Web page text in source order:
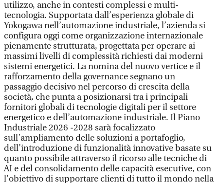
utilizzo, anche in contesti complessi e multi-
tecnologia. Supportata dall’esperienza globale di
Yokogawa nell’automazione industriale, l’azienda si
configura oggi come organizzazione internazionale
pienamente strutturata, progettata per operare ai
massimi livelli di complessità richiesti dai moderni
sistemi energetici. La nomina del nuovo vertice e il
rafforzamento della governance segnano un
passaggio decisivo nel percorso di crescita della
società, che punta a posizionarsi tra i principali
fornitori globali di tecnologie digitali per il settore
energetico e dell’automazione industriale. Il Piano
Industriale 2026 -2028 sarà focalizzato
sull’ampliamento delle soluzioni a portafoglio,
dell’introduzione di funzionalità innovative basate su
quanto possibile attraverso il ricorso alle tecniche di
AI e del consolidamento delle capacità esecutive, con
l’obiettivo di supportare clienti di tutto il mondo nella